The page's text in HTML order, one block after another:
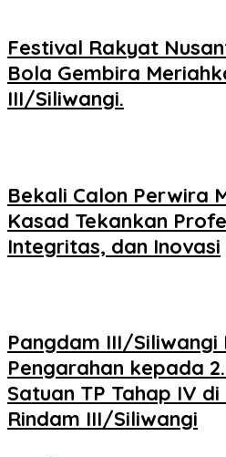
Festival Rakyat
Bola Gembira
III/Siliwangi.
Bekali Calon Perwira
Kasad Tekankan
Integritas, dan Inovasi
Pangdam III/Siliwangi
Pengarahan kepada
Satuan TP Tahap IV
Rindam III/Siliwangi